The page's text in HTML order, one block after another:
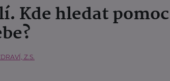
Kde hledat
Z.S.